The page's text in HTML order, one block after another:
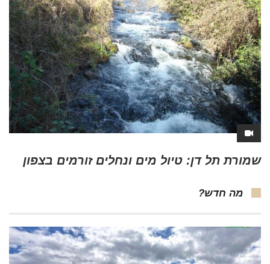
שמורת תל דן: טיול מים ונחלים זורמים בצפון
מה חדש?